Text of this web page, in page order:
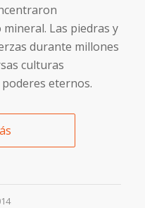
Las piedras y
durante millones
culturas
eternos.